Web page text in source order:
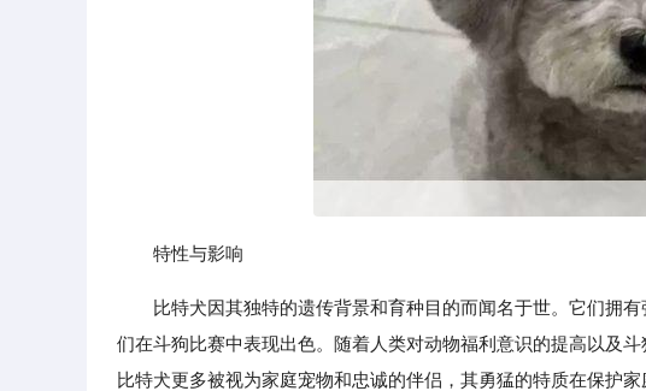
特性与影响
比特犬因其独特的遗传背景和育种目的而闻名于世。它们拥
们在斗狗比赛中表现出色。随着人类对动物福利意识的提高以及
比特犬更多被视为家庭宠物和忠诚的伴侣，其勇猛的特质在保护家